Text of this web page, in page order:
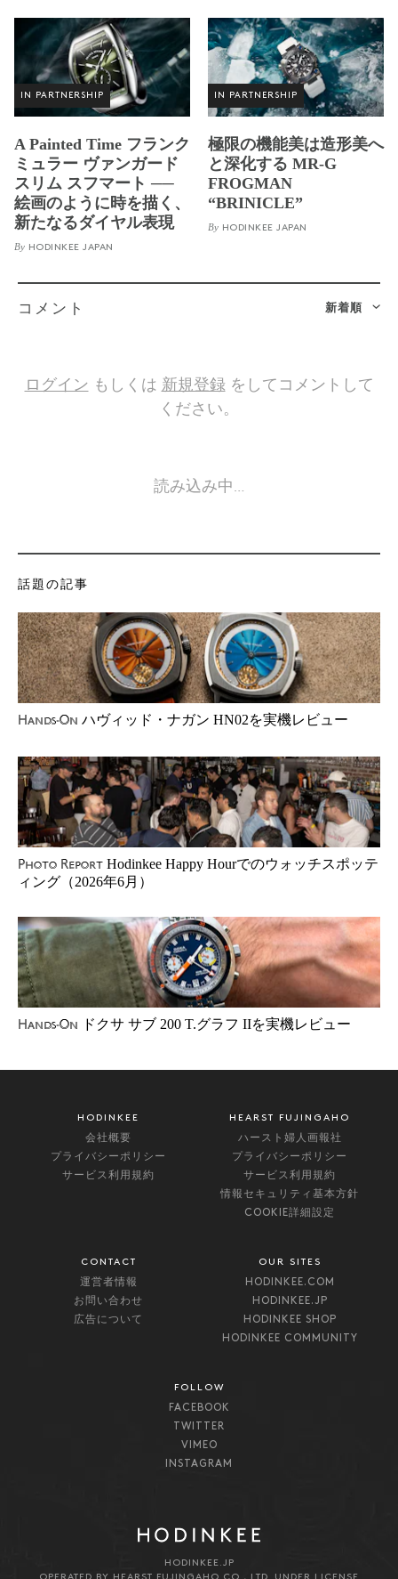
IN PARTNERSHIP
A Painted Time フランク
ミュラー ヴァンガード
スリム スフマート ──
絵画のように時を描く、
新たなるダイヤル表現
By HODINKEE JAPAN
IN PARTNERSHIP
極限の機能美は造形美へ
と深化する MR-G
FROGMAN
“BRINICLE”
By HODINKEE JAPAN
新着順
コメント
ログイン もしくは 新規登録をしてコメントして
ください。
読み込み中…
話題の記事
Hands-On ハヴィッド・ナガン HN02を実機レビュー
Photo Report Hodinkee Happy Hourでのウォッチスポッテ
ィング（2026年6月）
Hands-On ドクサ サブ 200 T.グラフ IIを実機レビュー
HODINKEE
会社概要
プライバシーポリシー
サービス利用規約
HEARST FUJINGAHO
ハースト婦人画報社
プライバシーポリシー
サービス利用規約
情報セキュリティ基本方針
COOKIE詳細設定
CONTACT
運営者情報
お問い合わせ
広告について
OUR SITES
HODINKEE.COM
HODINKEE.JP
HODINKEE SHOP
HODINKEE COMMUNITY
FOLLOW
FACEBOOK
TWITTER
VIMEO
INSTAGRAM
HODINKEE.JP